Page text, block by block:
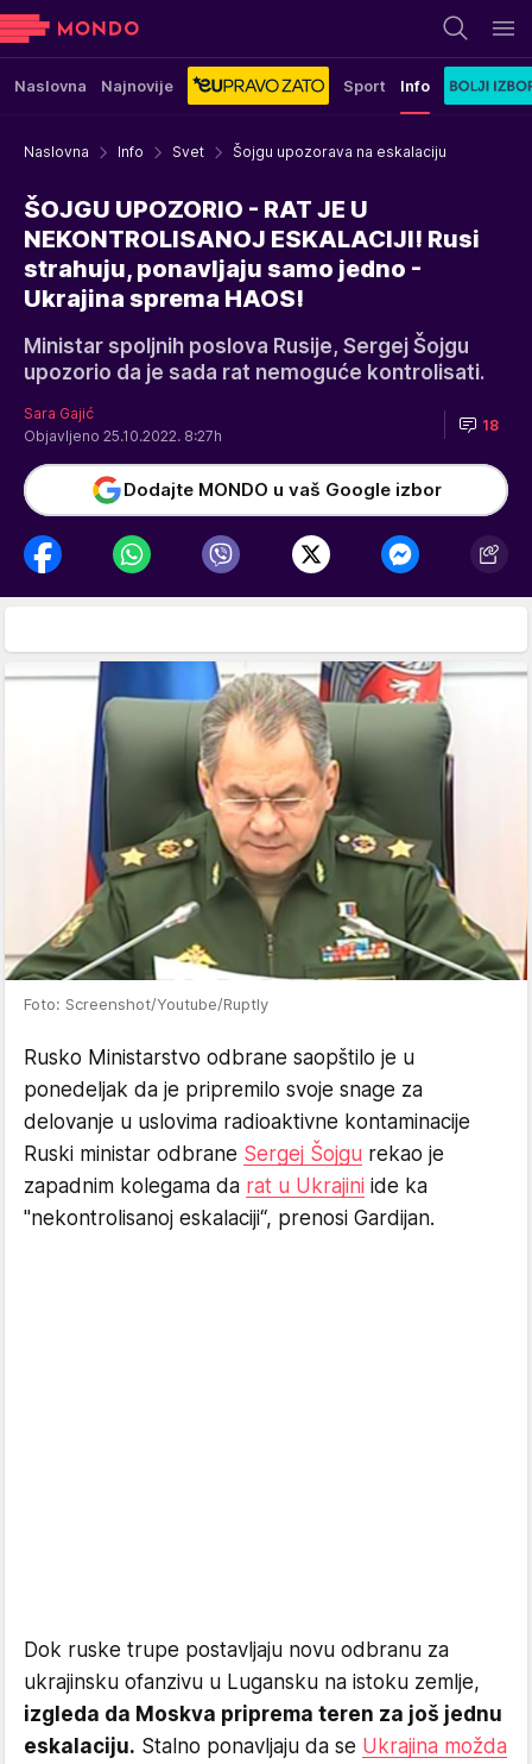
Naslovna Najnovije Sport Info
Naslovna Info Svet Šojgu upozorava na eskalaciju
ŠOJGU UPOZORIO - RAT JE U
NEKONTROLISANOJ ESKALACIJI! Rusi
strahuju, ponavljaju samo jedno -
Ukrajina sprema HAOS!
Ministar spoljnih poslova Rusije, Sergej Šojgu
upozorio da je sada rat nemoguće kontrolisati.
Sara Gajić
Objavljeno 25.10.2022. 8:27h
18
Dodajte MONDO u vaš Google izbor
Foto: Screenshot/Youtube/Ruptly
Rusko Ministarstvo odbrane saopštilo je u
ponedeljak da je pripremilo svoje snage za
delovanje u uslovima radioaktivne kontaminacije
Ruski ministar odbrane Sergej Šojgu rekao je
zapadnim kolegama da rat u Ukrajini ide ka
"nekontrolisanoj eskalaciji“, prenosi Gardijan.
Dok ruske trupe postavljaju novu odbranu za
ukrajinsku ofanzivu u Lugansku na istoku zemlje,
izgleda da Moskva priprema teren za još jednu
eskalaciju. Stalno ponavljaju da se Ukrajina možda